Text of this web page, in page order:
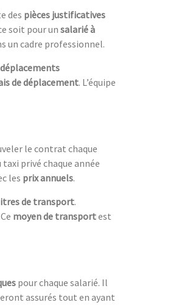
des pièces justificatives
soit pour unsalarié à
un cadre professionnel.
déplacements
de déplacement. L’équipe
le contrat chaque
privé chaque année
les prix annuels.
de transport.
moyen de transportest
pour chaque salarié. Il
assurés tout en ayant